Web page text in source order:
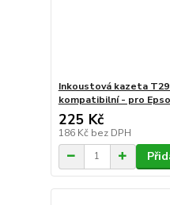
Inkoustová kazeta
kompatibilní - pro
225 Kč
186 Kč bez DPH